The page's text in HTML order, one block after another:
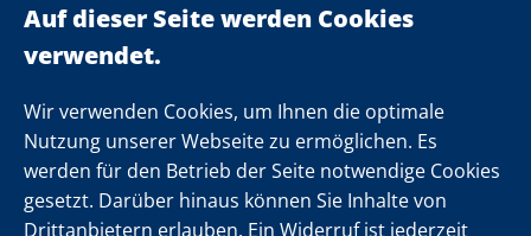
Wir verwenden Cookies, um Ihnen die optimale
Nutzung unserer Webseite zu ermöglichen. Es
werden für den Betrieb der Seite notwendige Cookies
gesetzt. Darüber hinaus können Sie Inhalte von
Drittanbietern erlauben. Ein Widerruf ist jederzeit
Landeskabinett
Einsamkeit
Folgen Sie uns